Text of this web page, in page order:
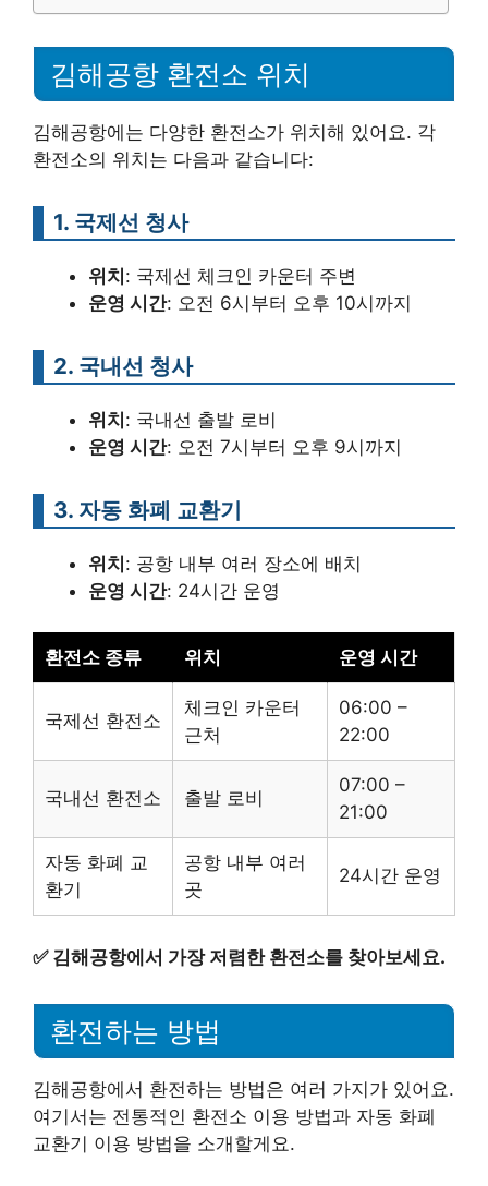
김해공항 환전소 위치
김해공항에는 다양한 환전소가 위치해 있어요. 각
환전소의 위치는 다음과 같습니다:
1. 국제선 청사
위치: 국제선 체크인 카운터 주변
운영 시간: 오전 6시부터 오후 10시까지
2. 국내선 청사
위치: 국내선 출발 로비
운영 시간: 오전 7시부터 오후 9시까지
3. 자동 화폐 교환기
위치: 공항 내부 여러 장소에 배치
운영 시간: 24시간 운영
환전소 종류 위치 운영 시간
국제선 환전소
체크인 카운터
근처
06:00 –
22:00
국내선 환전소 출발 로비
07:00 –
21:00
자동 화폐 교
환기
공항 내부 여러
곳
24시간 운영
✅ 김해공항에서 가장 저렴한 환전소를 찾아보세요.
환전하는 방법
김해공항에서 환전하는 방법은 여러 가지가 있어요.
여기서는 전통적인 환전소 이용 방법과 자동 화폐
교환기 이용 방법을 소개할게요.